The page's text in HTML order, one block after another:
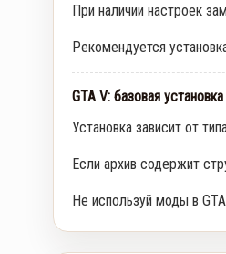
При наличии настроек
Рекомендуется
GTA V: базовая установка
Установка зависит от
Если архив содержит
Не используй моды в